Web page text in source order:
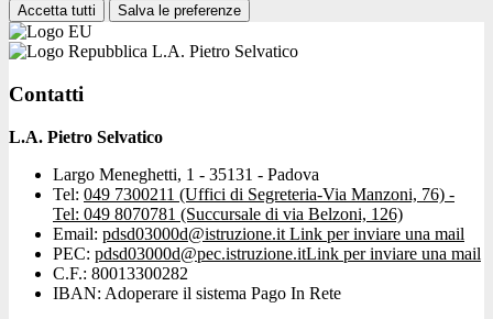
Accetta tutti Salva le preferenze
L.A. Pietro Selvatico
Contatti
L.A. Pietro Selvatico
Largo Meneghetti, 1 - 35131 - Padova
Tel: 049 7300211 (Uffici di Segreteria-Via Manzoni, 76) -
Tel: 049 8070781 (Succursale di via Belzoni, 126)
Email: pdsd03000d@istruzione.it Link per inviare una mail
PEC: pdsd03000d@pec.istruzione.itLink per inviare una mail
C.F.: 80013300282
IBAN: Adoperare il sistema Pago In Rete